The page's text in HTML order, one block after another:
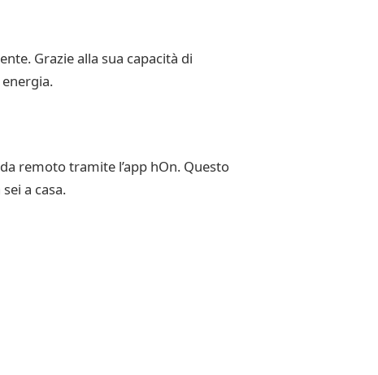
Grazie alla sua capacità di
remoto tramite l’app hOn. Questo
a casa.